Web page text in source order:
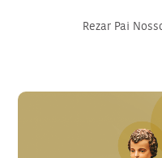
Rezar Pai